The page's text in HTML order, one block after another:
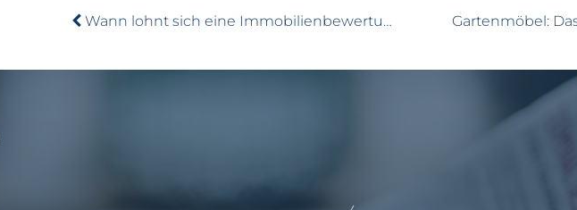
Wann lohnt sich eine Immobilienbewertung?
Gartenmöbel: